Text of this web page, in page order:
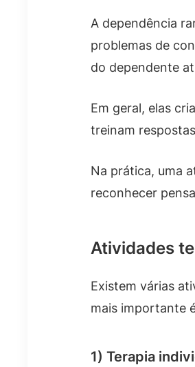
A dependência
problemas de
do dependente
Em geral, elas
treinam
Na prática, uma
reconhecer
Atividades
Existem várias
mais importante
1) Terapia